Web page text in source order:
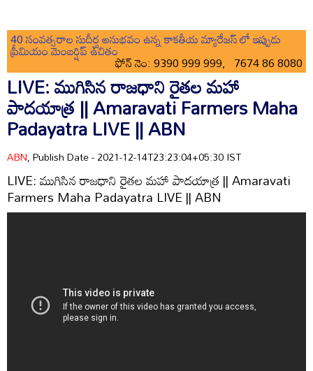
40 సంవత్సరాల సుదీర్ఘ అనుభవం ఉన్న కాకతీయ మ్యారేజస్ లో ఇప్పుడు
ప్రీమియం మెంబర్షిప్ ఉచితం
ఫోన్ నెం: 9390 999 999, 7674 86 8080
LIVE: ముగిసిన రాజధాని రైతల మహా
పాదయాత్ర || Amaravati Farmers Maha
Padayatra LIVE || ABN
ABN, Publish Date - 2021-12-14T23:23:04+05:30 IST
LIVE: ముగిసిన రాజధాని రైతల మహా పాదయాత్ర || Amaravati
Farmers Maha Padayatra LIVE || ABN